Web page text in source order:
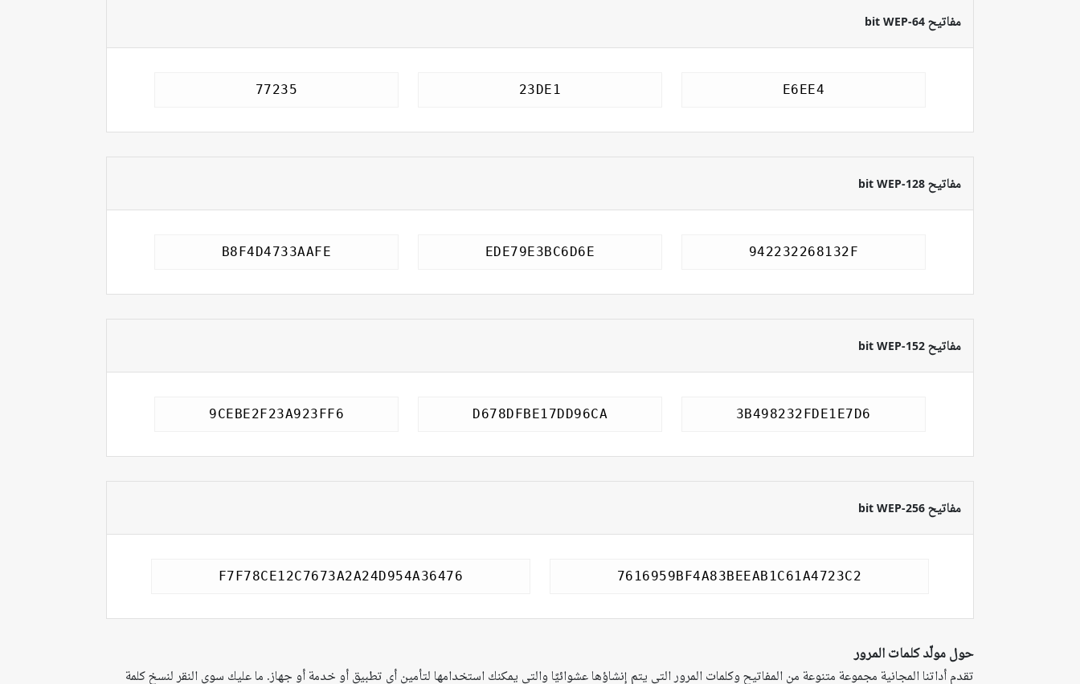
مفاتيح 64-bit WEP
مفاتيح 128-bit WEP
مفاتيح 152-bit WEP
مفاتيح 256-bit WEP
حول مولّد كلمات المرور
تقدم أداتنا المجانية مجموعة متنوعة من المفاتيح وكلمات المرور التي يتم إنشاؤها عشوائيًا والتي يمكنك استخدامها لتأمين أي تطبيق أو خدمة أو جهاز. ما عليك سوى النقر لنسخ كلمة